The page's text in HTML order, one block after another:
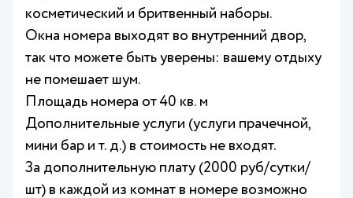
косметический и бритвенный наборы.
Окна номера выходят во внутренний двор,
так что можете быть уверены: вашему отдыху
не помешает шум.
Площадь номера от 40 кв. м
Дополнительные услуги (услуги прачечной,
мини бар и т. д.) в стоимость не входят.
За дополнительную плату (2000 руб/сутки/
шт) в каждой из комнат в номере возможно